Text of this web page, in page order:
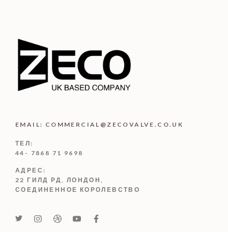
EMAIL: COMMERCIAL@ZECOVALVE.CO.UK
ТЕЛ:
44- 7868 71 9698
АДРЕС:
22 ГИЛД РД, ЛОНДОН,
СОЕДИНЕННОЕ КОРОЛЕВСТВО